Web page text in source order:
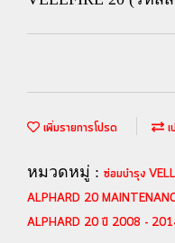
เพิ่มรายการโปรด
หมวดหมู่ : ซ่อมบำรุง
ALPHARD 20
ALPHARD 20 ปี 2008 -